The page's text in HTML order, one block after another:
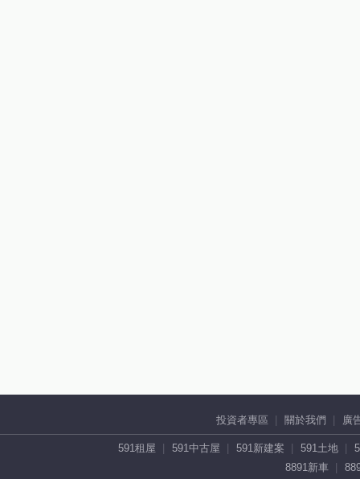
投資者專區 關於我們 廣
591租屋 591中古屋 591新建案 591土地
8891新車